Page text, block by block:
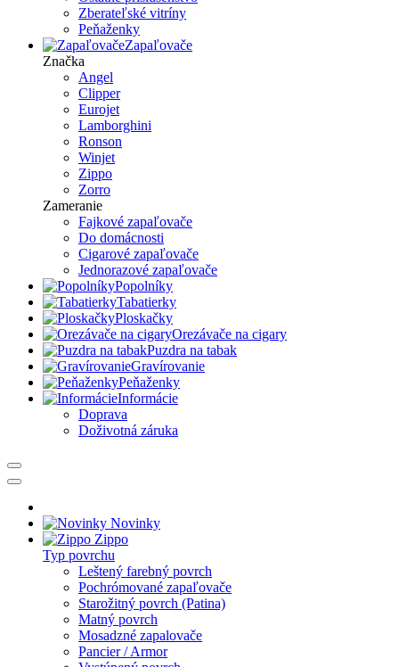
Zberateľské vitríny
Peňaženky
Zapaľovače
Značka
Angel
Clipper
Eurojet
Lamborghini
Ronson
Winjet
Zippo
Zorro
Zameranie
Fajkové zapaľovače
Do domácnosti
Cigarové zapaľovače
Jednorazové zapaľovače
Popolníky
Tabatierky
Ploskačky
Orezávače na cigary
Puzdra na tabak
Gravírovanie
Peňaženky
Informácie
Doprava
Doživotná záruka
Novinky
Zippo
Typ povrchu
Leštený farebný povrch
Pochrómované zapaľovače
Starožitný povrch (Patina)
Matný povrch
Mosadzné zapalovače
Pancier / Armor